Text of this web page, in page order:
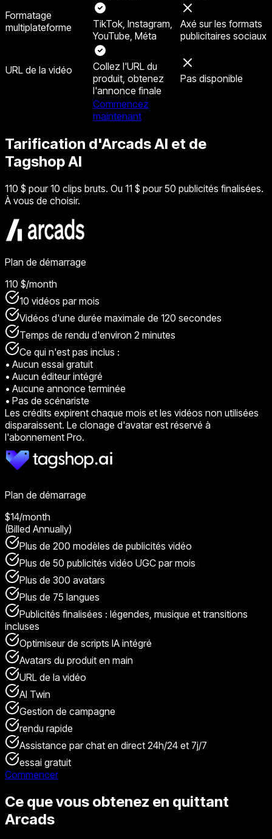
Formatage
multiplateforme
TikTok, Instagram,
YouTube, Méta
Axé sur les formats
publicitaires sociaux
URL de la vidéo
Collez l'URL du
produit, obtenez
l'annonce finale
Pas disponible
Commencez
maintenant
Tarification d'Arcads AI et de
Tagshop AI
110 $ pour 10 clips bruts. Ou 11 $ pour 50 publicités finalisées.
À vous de choisir.
Plan de démarrage
110 $/month
10 vidéos par mois
Vidéos d'une durée maximale de 120 secondes
Temps de rendu d'environ 2 minutes
Ce qui n'est pas inclus :
• Aucun essai gratuit
• Aucun éditeur intégré
• Aucune annonce terminée
• Pas de scénariste
Les crédits expirent chaque mois et les vidéos non utilisées
disparaissent. Le clonage d'avatar est réservé à
l'abonnement Pro.
Plan de démarrage
$14/month
(Billed Annually)
Plus de 200 modèles de publicités vidéo
Plus de 50 publicités vidéo UGC par mois
Plus de 300 avatars
Plus de 75 langues
Publicités finalisées : légendes, musique et transitions
incluses
Optimiseur de scripts IA intégré
Avatars du produit en main
URL de la vidéo
AI Twin
Gestion de campagne
rendu rapide
Assistance par chat en direct 24h/24 et 7j/7
essai gratuit
Commencer
Ce que vous obtenez en quittant
Arcads